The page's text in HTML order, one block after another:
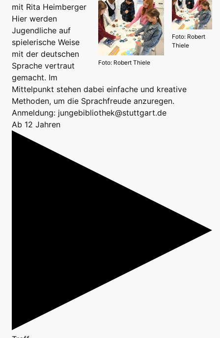
Foto: Robert
Thiele
Foto: Robert Thiele
mit Rita Heimberger
Hier werden
Jugendliche auf
spielerische Weise
mit der deutschen
Sprache vertraut
gemacht. Im
Mittelpunkt stehen dabei einfache und kreative
Methoden, um die Sprachfreude anzuregen.
Anmeldung: jungebibliothek@stuttgart.de
Ab 12 Jahren